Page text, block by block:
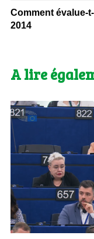
Comment évalue-
2014
A lire